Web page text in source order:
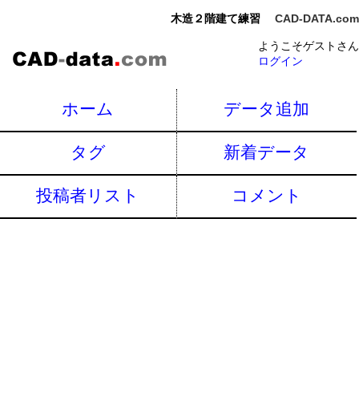
木造２階建て練習 CAD-DATA.com
ようこそゲストさん
ログイン
ホーム データ追加
タグ 新着データ
投稿者リスト コメント